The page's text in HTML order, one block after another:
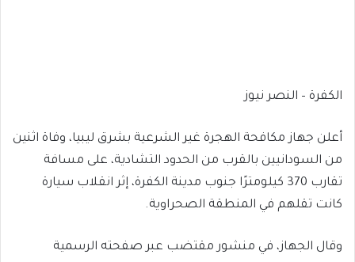
الكفرة – النصر نيوز
أعلن جهاز مكافحة الهجرة غير الشرعية بشرق ليبيا، وفاة اثنين
من السودانيين بالقرب من الحدود التشادية، على مسافة
تقارب 370 كيلومترًا جنوب مدينة الكفرة، إثر انقلاب سيارة
كانت تقلهم في المنطقة الصحراوية.
وقال الجهاز، في منشور مقتضب عبر صفحته الرسمية